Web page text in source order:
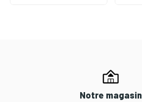
Notre magasin